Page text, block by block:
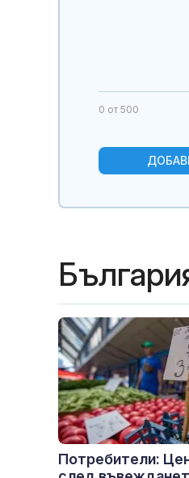
0 от 500
Потребители: